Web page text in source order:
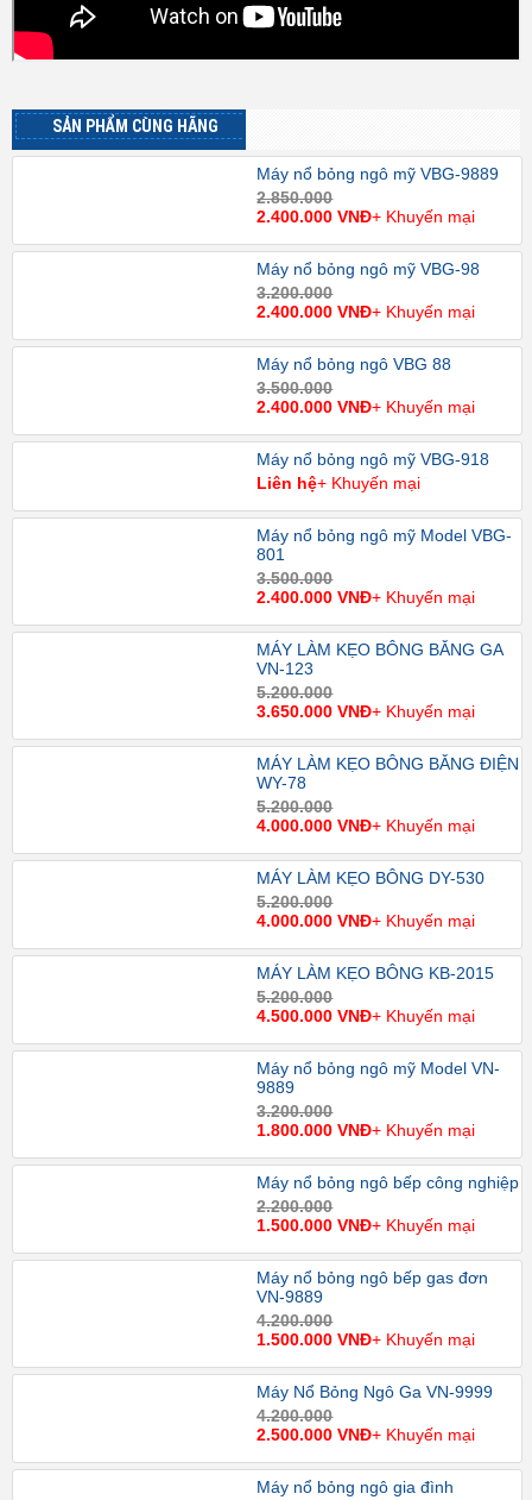
SẢN PHẨM CÙNG HÃNG
Máy nổ bỏng ngô mỹ VBG-9889
2.850.000
2.400.000 VNĐ+ Khuyến mại
Máy nổ bỏng ngô mỹ VBG-98
3.200.000
2.400.000 VNĐ+ Khuyến mại
Máy nổ bỏng ngô VBG 88
3.500.000
2.400.000 VNĐ+ Khuyến mại
Máy nổ bỏng ngô mỹ VBG-918
Liên hệ+ Khuyến mại
Máy nổ bỏng ngô mỹ Model VBG-
801
3.500.000
2.400.000 VNĐ+ Khuyến mại
MÁY LÀM KẸO BÔNG BẰNG GA
VN-123
5.200.000
3.650.000 VNĐ+ Khuyến mại
MÁY LÀM KẸO BÔNG BẰNG ĐIỆN
WY-78
5.200.000
4.000.000 VNĐ+ Khuyến mại
MÁY LÀM KẸO BÔNG DY-530
5.200.000
4.000.000 VNĐ+ Khuyến mại
MÁY LÀM KẸO BÔNG KB-2015
5.200.000
4.500.000 VNĐ+ Khuyến mại
Máy nổ bỏng ngô mỹ Model VN-
9889
3.200.000
1.800.000 VNĐ+ Khuyến mại
Máy nổ bỏng ngô bếp công nghiệp
2.200.000
1.500.000 VNĐ+ Khuyến mại
Máy nổ bỏng ngô bếp gas đơn
VN-9889
4.200.000
1.500.000 VNĐ+ Khuyến mại
Máy Nổ Bỏng Ngô Ga VN-9999
4.200.000
2.500.000 VNĐ+ Khuyến mại
Máy nổ bỏng ngô gia đình